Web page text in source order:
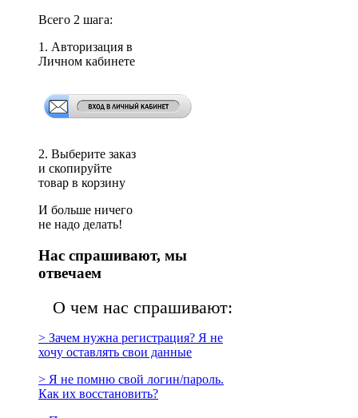
Всего 2 шага:
1. Авторизация в
Личном кабинете
2. Выберите заказ
и скопируйте
товар в корзину
И больше ничего
не надо делать!
Нас спрашивают, мы
отвечаем
О чем нас спрашивают:
> Зачем нужна регистрация? Я не
хочу оставлять свои данные
> Я не помню свой логин/пароль.
Как их восстановить?